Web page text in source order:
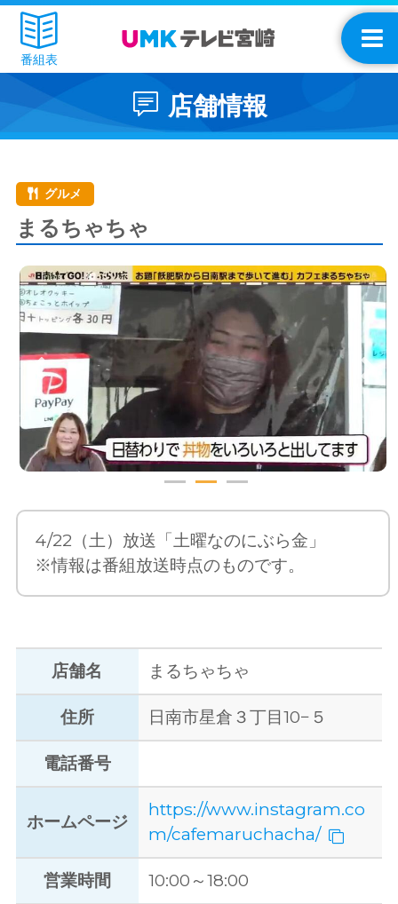
番組表
店舗情報
グルメ
まるちゃちゃ
4/22（土）放送「土曜なのにぶら金」
※情報は番組放送時点のものです。
店舗名 まるちゃちゃ
住所 日南市星倉３丁目10−５
電話番号
ホームページ
https://www.instagram.co
m/cafemaruchacha/
営業時間 10:00～18:00